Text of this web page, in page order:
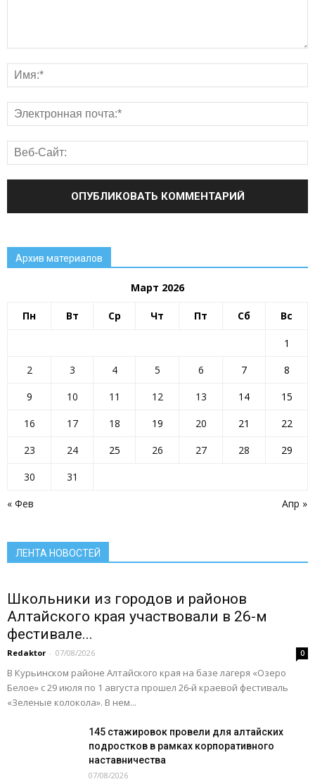
Архив материалов
Март 2026
Пн Вт Ср Чт Пт Сб Вс
« Фев Апр »
1
2
3 4 5 6 7
8
9
10 11 12 13 14
15
16
17 18 19 20 21
22
23
24 25 26 27 28
29
30
31
ЛЕНТА НОВОСТЕЙ
Госуслуги движение первых
День Победы
Занятость населения
Здоровье
Культура
Курс на ЗОЖ
молодёжь района
Новости региона
Образование Общество
ОМВД
Развитие АПК
Растим будущее сегодня
Росреестр
Село: вчера сегодня завтра
Смоленский районный суд
Социальный барометр
Школьники из городов и районов
Алтайского края участвовали в 26-м
фестивале...
Redaktor - 07/08/2026 0
В Курьинском районе Алтайского края на базе лагеря «Озеро
Белое» с 29 июля по 1 августа прошел 26‑й краевой фестиваль
«Зеленые колокола». В нем...
145 стажировок провели для алтайских
подростков в рамках корпоративного
наставничества
07/08/2026